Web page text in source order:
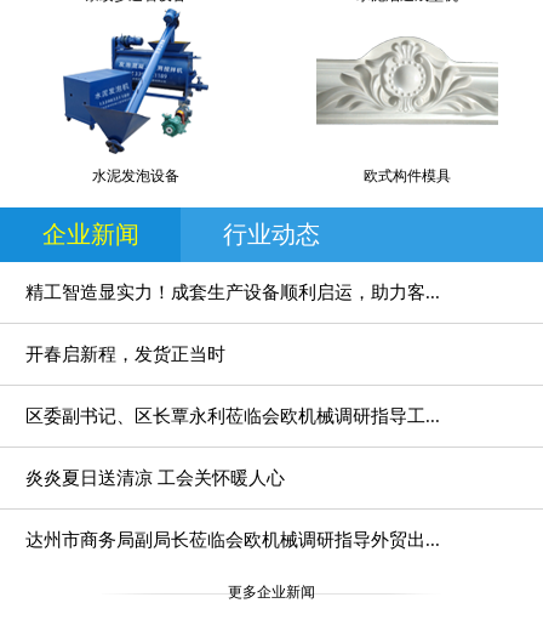
水泥发泡设备 欧式构件模具
企业新闻 行业动态
精工智造显实力！成套生产设备顺利启运，助力客...
开春启新程，发货正当时
区委副书记、区长覃永利莅临会欧机械调研指导工...
炎炎夏日送清凉 工会关怀暖人心
达州市商务局副局长莅临会欧机械调研指导外贸出...
更多企业新闻